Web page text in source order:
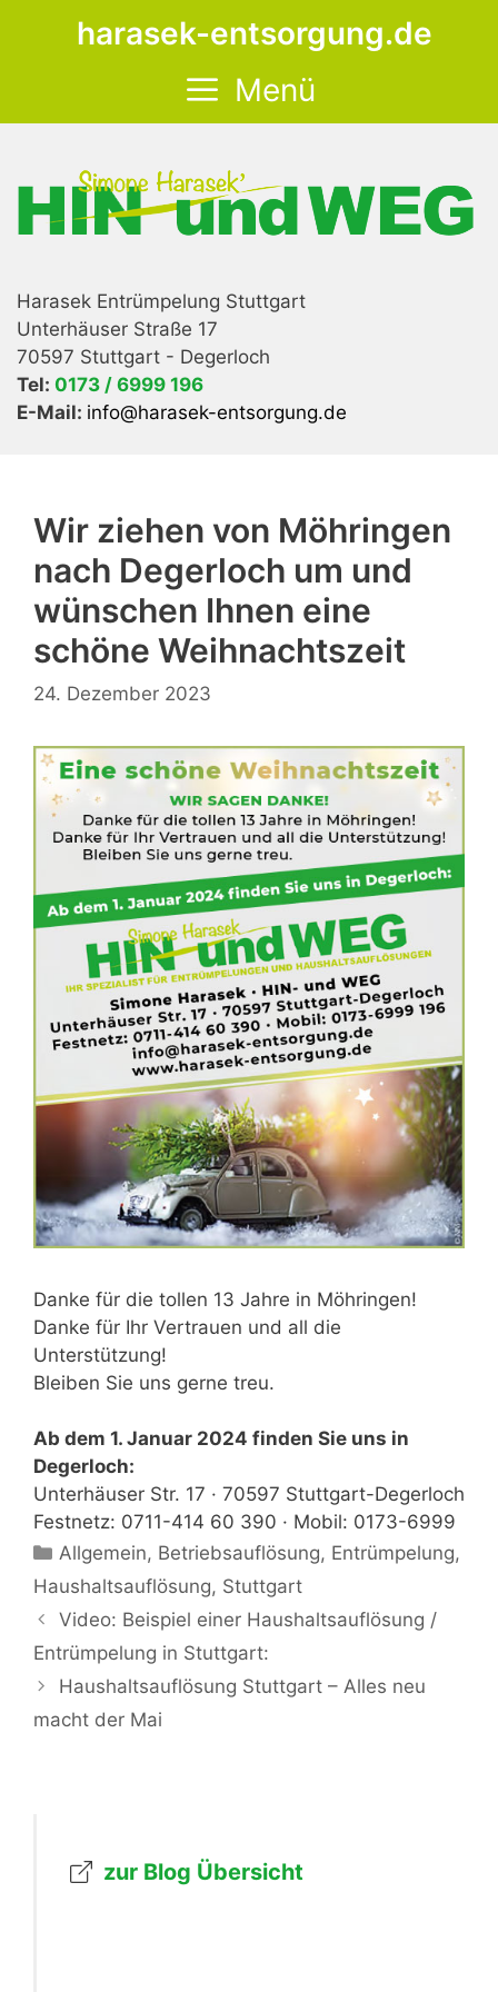
harasek-entsorgung.de
Menü
Harasek Entrümpelung Stuttgart
Unterhäuser Straße 17
70597 Stuttgart - Degerloch
Tel: 0173 / 6999 196
E-Mail: info@harasek-entsorgung.de
Wir ziehen von Möhringen
nach Degerloch um und
wünschen Ihnen eine
schöne Weihnachtszeit
24. Dezember 2023
Danke für die tollen 13 Jahre in Möhringen!
Danke für Ihr Vertrauen und all die
Unterstützung!
Bleiben Sie uns gerne treu.
Ab dem 1. Januar 2024 finden Sie uns in
Degerloch:
Unterhäuser Str. 17 · 70597 Stuttgart-Degerloch
Festnetz: 0711-414 60 390 · Mobil: 0173-6999
Kategorien
Allgemein, Betriebsauflösung, Entrümpelung,
Haushaltsauflösung, Stuttgart
Video: Beispiel einer Haushaltsauflösung /
Entrümpelung in Stuttgart:
Haushaltsauflösung Stuttgart – Alles neu
macht der Mai
zur Blog Übersicht